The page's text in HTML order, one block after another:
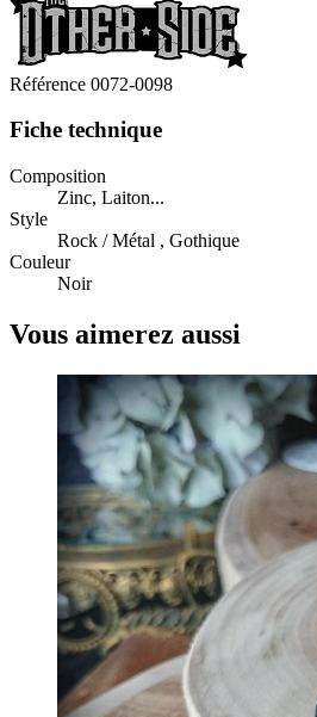
Référence 0072-0098
Fiche technique
Composition
Zinc, Laiton...
Style
Rock / Métal , Gothique
Couleur
Noir
Vous aimerez aussi